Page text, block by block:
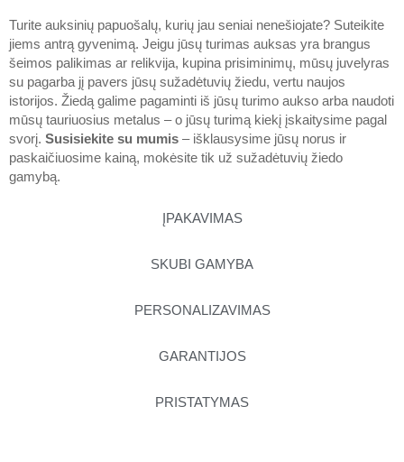
ĮPAKAVIMAS
SKUBI GAMYBA
PERSONALIZAVIMAS
GARANTIJOS
PRISTATYMAS
Turite auksinių papuošalų, kurių jau seniai nenešiojate? Suteikite
jiems antrą gyvenimą. Jeigu jūsų turimas auksas yra brangus
šeimos palikimas ar relikvija, kupina prisiminimų, mūsų juvelyras
su pagarba jį pavers jūsų sužadėtuvių žiedu, vertu naujos
istorijos. Žiedą galime pagaminti iš jūsų turimo aukso arba naudoti
mūsų tauriuosius metalus – o jūsų turimą kiekį įskaitysime pagal
svorį. Susisiekite su mumis – išklausysime jūsų norus ir
paskaičiuosime kainą, mokėsite tik už sužadėtuvių žiedo
gamybą.